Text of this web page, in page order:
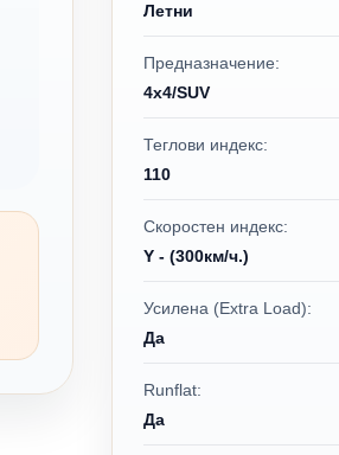
Летни
Предназначение:
4x4/SUV
Теглови индекс:
110
Скоростен индекс:
Y - (300км/ч.)
Усилена (Extra Load):
Да
Runflat:
Да